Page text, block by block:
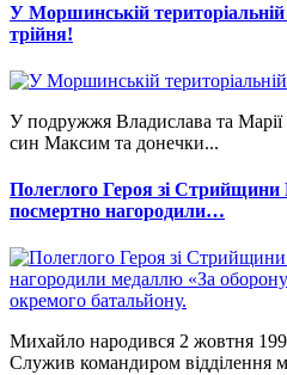
У Моршинській
трійня!
У подружжя Владислава та
син Максим та донечки...
Полеглого Героя зі
посмертно нагородили…
Михайло народився 2 жовтня
Служив командиром відділення